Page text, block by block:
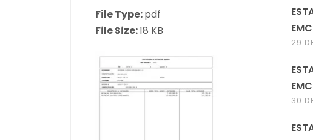
File Type:pdf
File Size:18 KB
29
30